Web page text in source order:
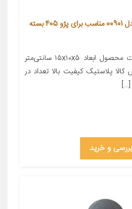
دستگیره شیشه بالابر مدل 00901 مناسب برای پژو 405 بسته
معرفی محصول جزئیات محصول ابعاد ۱۵x۱۰x۵ سانتی‌متر
جنس کالا پلاستیک کیفیت بالا تعداد در
بررسی و خرید